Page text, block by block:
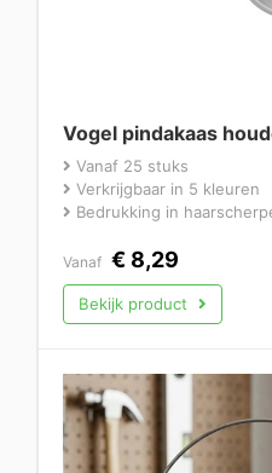
Vogel pindakaas
Vanaf 25 stuks
Verkrijgbaar in 5 kleuren
Bedrukking in
Vanaf € 8,29
Bekijk product